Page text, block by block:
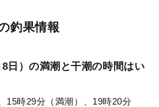
釣果情報
日）の満潮と干潮の時間はい
15時29分（満潮）、19時20分